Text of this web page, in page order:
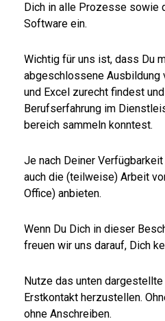
Dich in alle Prozesse sowie
Software ein.
Wichtig für uns ist, dass Du
abgeschlossene Ausbildung
und Excel zurecht findest
Berufs­erfahrung im
bereich sammeln konntest.
Je nach Deiner
auch die (teilweise) Arbeit
Office) anbieten.
Wenn Du Dich in dieser
freuen wir uns darauf, Dich
Nutze das unten dargestellte
Erstkontakt herzustellen.
ohne Anschreiben.